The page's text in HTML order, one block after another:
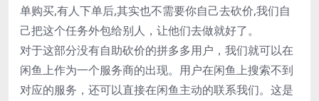
单购买,有人下单后,其实也不需要你自己去砍价,我们自
己把这个任务外包给别人，让他们去做就好了。
对于这部分没有自助砍价的拼多多用户，我们就可以在
闲鱼上作为一个服务商的出现。用户在闲鱼上搜索不到
对应的服务，还可以直接在闲鱼主动的联系我们。这是